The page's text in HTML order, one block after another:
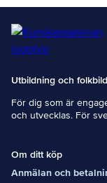
Utbildning och
För dig som är
och utvecklas. För
Om ditt köp
Anmälan och